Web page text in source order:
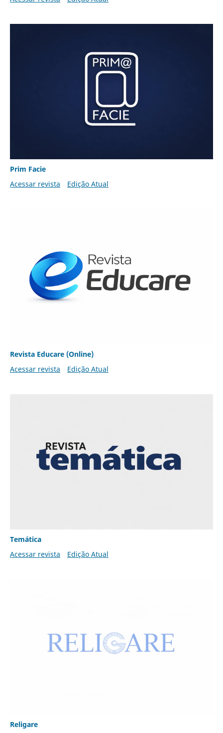
Prim Facie
Acessar revista
Edição Atual
Revista Educare (Online)
Acessar revista
Edição Atual
Temática
Acessar revista
Edição Atual
Religare